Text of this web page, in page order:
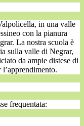
in una valle
con la pianura
La nostra scuola è
sulla valle di Negrar,
da ampie distese di
frequentata: